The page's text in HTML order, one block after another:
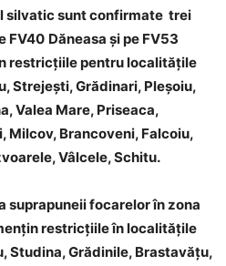
silvaticsuntconfirmate trei
FV40 Dăneasa şipe FV53
restricţiile pentru localităţile
Strejeşti, Grădinari, Pleşoiu,
Valea Mare, Priseaca,
, Milcov, Brancoveni, Falcoiu,
,Vâlcele,Schitu.
suprapuneii focarelor în zona
restricţiile în localităţile
Studina, Grădinile, Brastavăţu,